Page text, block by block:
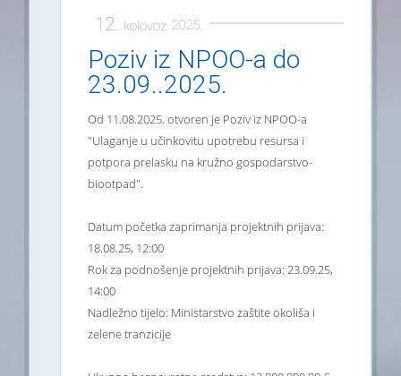
12. kolovoz 2025.
Poziv iz NPOO-a do
23.09..2025.
Od 11.08.2025. otvoren je Poziv iz NPOO-a
"Ulaganje u učinkovitu upotrebu resursa i
potpora prelasku na kružno gospodarstvo-
biootpad".
Datum početka zaprimanja projektnih prijava:
18.08.25, 12:00
Rok za podnošenje projektnih prijava: 23.09.25,
14:00
Nadležno tijelo: Ministarstvo zaštite okoliša i
zelene tranzicije